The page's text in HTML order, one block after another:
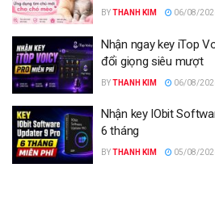
BYTHANH KIM 06/08/
Nhận ngay key iTop
đổi giọng siêu mượt
BYTHANH KIM 06/08/
Nhận key IObit
6 tháng
BYTHANH KIM 05/08/